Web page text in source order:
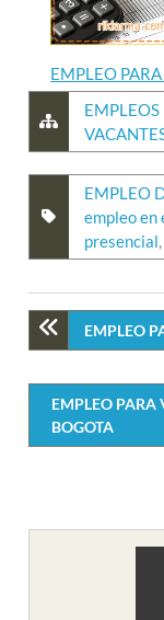
EMPLEO
EMPLEO
empleo
presencial
EMPLEO
EMPLEO PARA
BOGOTA